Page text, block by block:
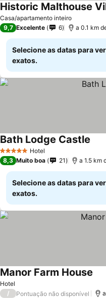
Casa/apartamento inteiro
9,7 Excelente 6 a 0.1 km
Selecione as datas para
exatos.
5 Estrelas Hotel
Bath Lodge Castle
8,3 Muito boa 21 a 1.5 km
Selecione as datas para
exatos.
Hotel
Manor Farm House
/ Pontuação não disponível